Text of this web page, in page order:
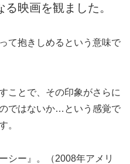
映画を観ました。
て抱きしめるという意味で
ことで、その印象がさらに
ではないか…という感覚で
。
シー』。（2008年アメリ